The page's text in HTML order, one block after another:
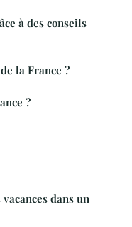
à des conseils
la France ?
?
dans un